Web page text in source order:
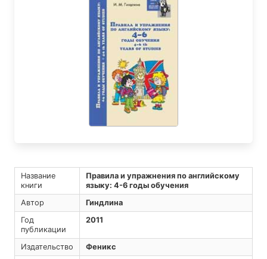
Название
книги
Правила и упражнения по английскому
языку: 4-6 годы обучения
Автор
Гиндлина
Год
публикации
2011
Издательство
Феникс